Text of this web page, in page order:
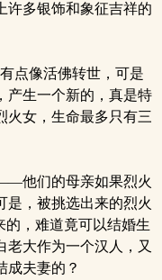
许多银饰和象征吉祥的
点像活佛转世，可是
生一个新的，真是特
火女，生命最多只有三
他们的母亲如果烈火
是，被挑选出来的烈火
的，难道竟可以结婚生
老大作为一个汉人，又
成夫妻的？